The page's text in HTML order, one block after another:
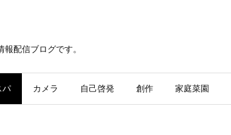
配信ブログです。
パ カメラ 自己啓発 創作 家庭菜園